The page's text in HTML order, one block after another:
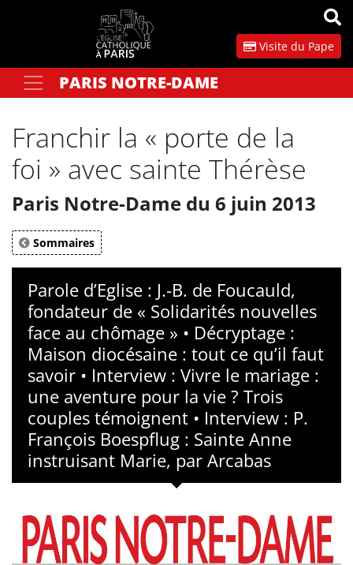
Visite du Pape
Votre recherchePARIS NOTRE-DAME
Franchir la « porte de la
foi » avec sainte Thérèse
Paris Notre-Dame du 6 juin 2013
Sommaires
Parole d’Eglise : J.-B. de Foucauld,
fondateur de « Solidarités nouvelles
face au chômage » • Décryptage :
Maison diocésaine : tout ce qu’il faut
savoir • Interview : Vivre le mariage :
une aventure pour la vie ? Trois
couples témoignent • Interview : P.
François Boespflug : Sainte Anne
instruisant Marie, par Arcabas
Panneau de gestion des cookies